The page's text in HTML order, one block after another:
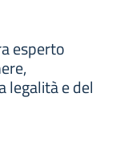
esperto
legalità e del